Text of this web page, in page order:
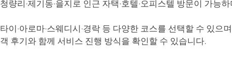
청량리·제기동·을지로 인근 자택·호텔·오피스텔 방문이 가
타이·아로마·스웨디시·경락 등 다양한 코스를 선택할 수 있
객 후기와 함께 서비스 진행 방식을 확인할 수 있습니다.